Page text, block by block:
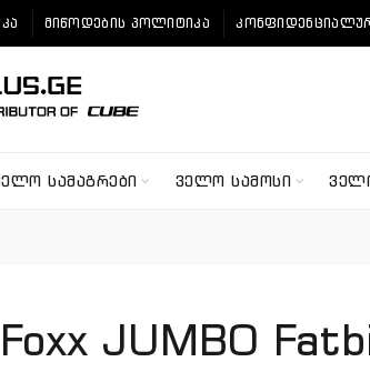
ᲛᲘᲬᲝᲓᲔᲑᲘᲡ ᲞᲝᲚᲘᲢᲘᲙᲐ
ᲡᲐᲛᲐᲒᲠᲔᲑᲘ ᲕᲔᲚᲝ ᲡᲐᲛᲝᲡᲘ
Foxx JUMBO